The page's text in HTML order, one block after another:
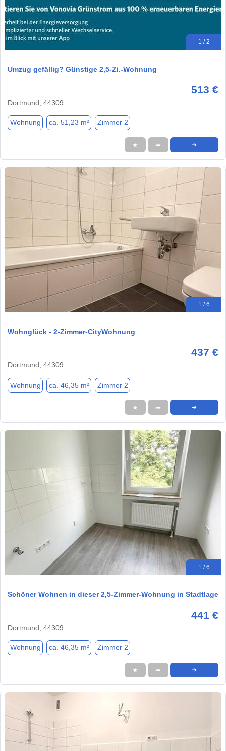
1 / 2
Umzug gefällig? Günstige 2,5-Zi.-Wohnung
513 €
Dortmund, 44309
Wohnung ca. 51,23 m² Zimmer 2
★ ➦ ➜
1 / 6
Wohnglück - 2-Zimmer-CityWohnung
437 €
Dortmund, 44309
Wohnung ca. 46,35 m² Zimmer 2
★ ➦ ➜
1 / 6
Schöner Wohnen in dieser 2,5-Zimmer-Wohnung in Stadtlage
441 €
Dortmund, 44309
Wohnung ca. 46,35 m² Zimmer 2
★ ➦ ➜